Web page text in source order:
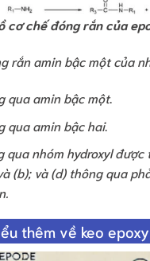
cơ chế đóng rắn của
rắn amin bậc một của
qua amin bậc một.
qua amin bậc hai.
qua nhóm hydroxyl được
(b); và (d) thông qua
thêm về keo epoxy